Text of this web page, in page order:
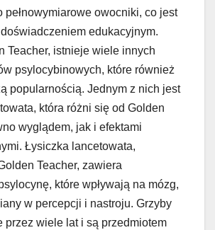
pełnowymiarowe owocniki, co jest
edukacyjnym.
Teacher, istnieje wiele innych
psylocybinowych, które również
popularnością. Jednym z nich jest
która różni się od Golden
wyglądem, jak i efektami
Łysiczka lancetowata,
Teacher, zawiera
które wpływają na mózg,
w percepcji i nastroju. Grzyby
przez wiele lat i są przedmiotem